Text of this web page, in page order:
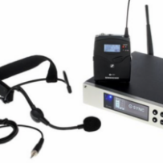
AJOUTER AU PANIER